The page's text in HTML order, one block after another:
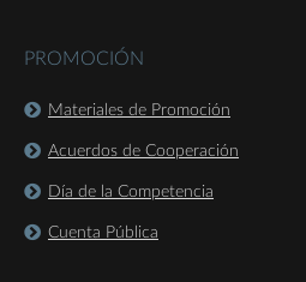
PROMOCIÓN
Materiales de Promoción
Acuerdos de Cooperación
Día de la Competencia
Cuenta Pública